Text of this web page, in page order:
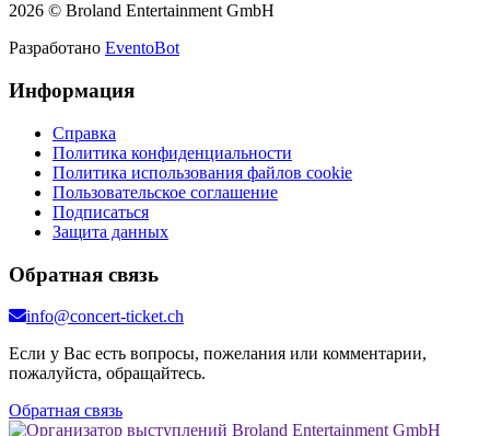
2026 © Broland Entertainment GmbH
Разработано EventoBot
Информация
Справка
Политика конфиденциальности
Политика использования файлов cookie
Пользовательское соглашение
Подписаться
Защита данных
Обратная связь
info@concert-ticket.ch
Если у Вас есть вопросы, пожелания или комментарии,
пожалуйста, обращайтесь.
Обратная связь